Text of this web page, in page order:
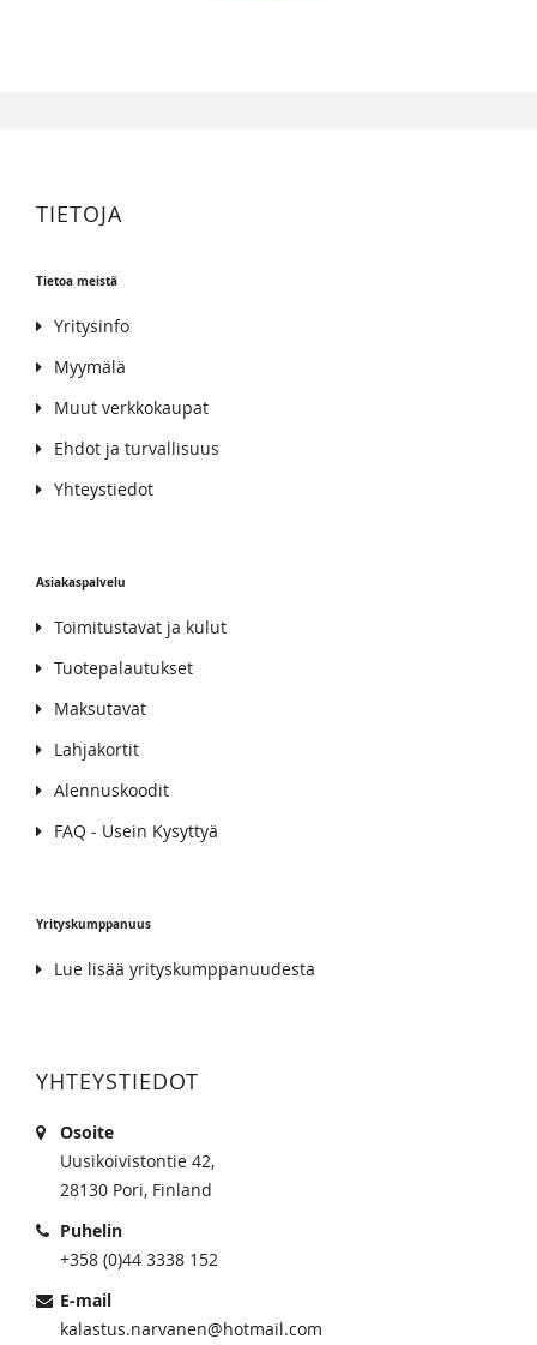
TIETOJA
Tietoa meistä
Yritysinfo
Myymälä
Muut verkkokaupat
Ehdot ja turvallisuus
Yhteystiedot
Asiakaspalvelu
Toimitustavat ja kulut
Tuotepalautukset
Maksutavat
Lahjakortit
Alennuskoodit
FAQ - Usein Kysyttyä
Yrityskumppanuus
Lue lisää yrityskumppanuudesta
YHTEYSTIEDOT
Osoite
Uusikoivistontie 42,
28130 Pori, Finland
Puhelin
+358 (0)44 3338 152
E-mail
kalastus.narvanen@hotmail.com